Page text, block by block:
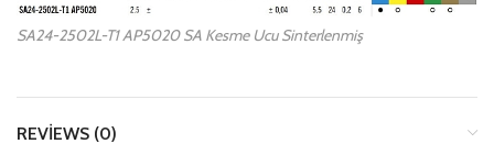
SA24-2502L-T1 AP5020 SA Kesme Ucu Sinterlenmiş
REVIEWS (0)